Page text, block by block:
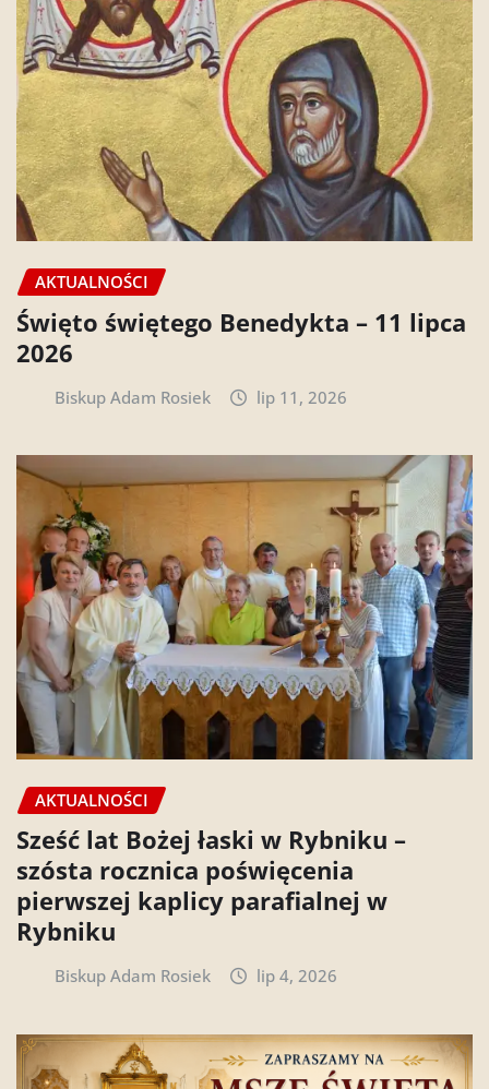
AKTUALNOŚCI
Święto świętego Benedykta – 11 lipca
2026
Biskup Adam Rosiek lip 11, 2026
AKTUALNOŚCI
Sześć lat Bożej łaski w Rybniku –
szósta rocznica poświęcenia
pierwszej kaplicy parafialnej w
Rybniku
Biskup Adam Rosiek lip 4, 2026